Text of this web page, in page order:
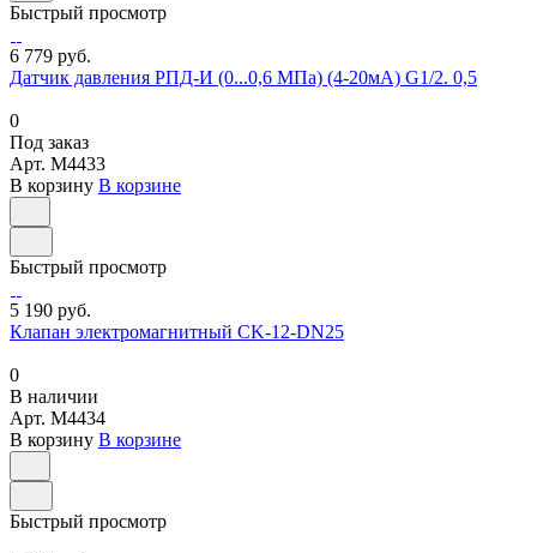
Быстрый просмотр
6 779 руб.
Датчик давления РПД-И (0...0,6 МПа) (4-20мА) G1/2. 0,5
0
Под заказ
Арт. M4433
В корзину В корзине
Быстрый просмотр
5 190 руб.
Клапан электромагнитный CK-12-DN25
0
В наличии
Арт. M4434
В корзину В корзине
Быстрый просмотр